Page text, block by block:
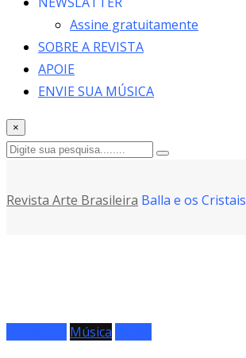
Assine gratuitamente
SOBRE A REVISTA
APOIE
ENVIE SUA MÚSICA
×
Revista Arte Brasileira Balla e os Cristais
Música